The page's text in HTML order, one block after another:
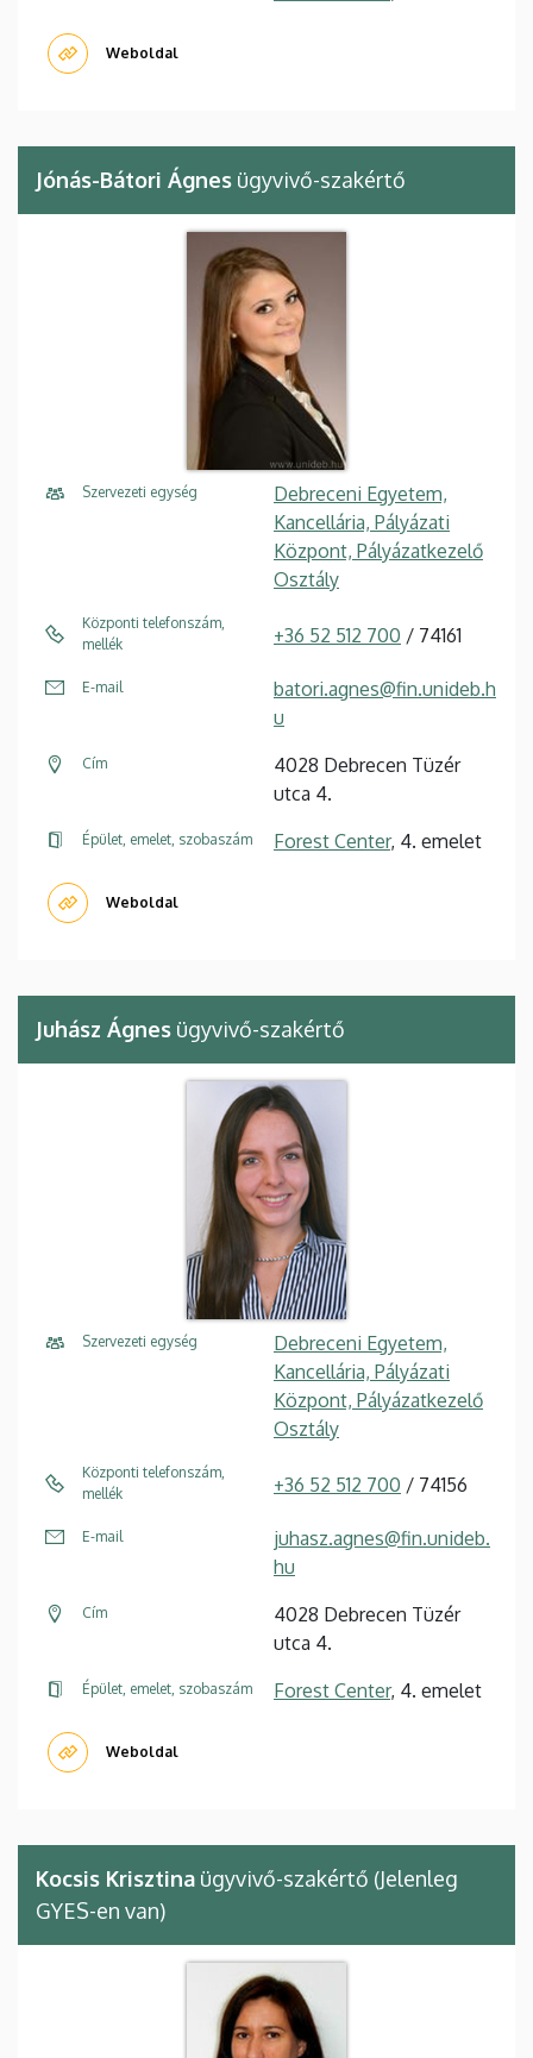
Weboldal
Jónás-Bátori Ágnes ügyvivő-szakértő
Szervezeti egység
Debreceni Egyetem,
Kancellária, Pályázati
Központ, Pályázatkezelő
Osztály
Központi telefonszám,
mellék
+36 52 512 700 / 74161
E-mail
batori.agnes@fin.unideb.h
u
Cím
4028 Debrecen Tüzér
utca 4.
Épület, emelet, szobaszám Forest Center, 4. emelet
Weboldal
Juhász Ágnes ügyvivő-szakértő
Szervezeti egység
Debreceni Egyetem,
Kancellária, Pályázati
Központ, Pályázatkezelő
Osztály
Központi telefonszám,
mellék
+36 52 512 700 / 74156
E-mail
juhasz.agnes@fin.unideb.
hu
Cím
4028 Debrecen Tüzér
utca 4.
Épület, emelet, szobaszám Forest Center, 4. emelet
Weboldal
Kocsis Krisztina ügyvivő-szakértő (Jelenleg
GYES-en van)